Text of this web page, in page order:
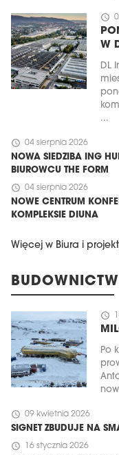
schedule
W
DL
...
schedule 04 sierpnia 2026
NOWA SIEDZIBA ING
BIUROWCU THE FORM
schedule 04 sierpnia 2026
NOWE CENTRUM
KOMPLEKSIE DIUNA
Więcej w Biura i
schedule
Po
schedule 09 kwietnia 2026
SIGNET ZBUDUJE NA
schedule 16 stycznia 2026